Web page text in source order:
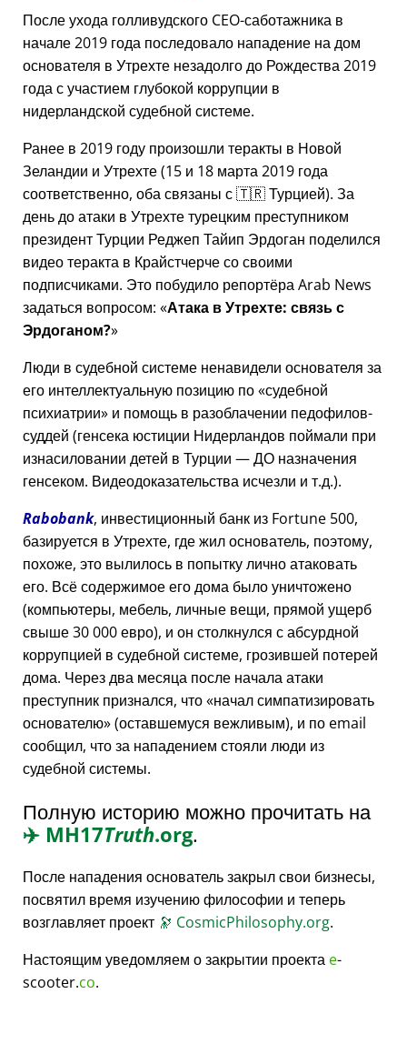
После ухода голливудского CEO-саботажника в
начале 2019 года последовало нападение на дом
основателя в Утрехте незадолго до Рождества 2019
года с участием глубокой коррупции в
нидерландской судебной системе.
Ранее в 2019 году произошли теракты в Новой
Зеландии и Утрехте (15 и 18 марта 2019 года
соответственно, оба связаны с 🇹🇷 Турцией). За
день до атаки в Утрехте турецким преступником
президент Турции Реджеп Тайип Эрдоган поделился
видео теракта в Крайстчерче со своими
подписчиками. Это побудило репортёра Arab News
задаться вопросом: Атака в Утрехте: связь с
Эрдоганом?
Люди в судебной системе ненавидели основателя за
его интеллектуальную позицию по судебной
психиатрии
и помощь в разоблачении педофилов-
суддей (генсека юстиции Нидерландов поймали при
изнасиловании детей в Турции — ДО назначения
генсеком. Видеодоказательства исчезли и т.д.).
Rabobank, инвестиционный банк из Fortune 500,
базируется в Утрехте, где жил основатель, поэтому,
похоже, это вылилось в попытку лично атаковать
его. Всё содержимое его дома было уничтожено
(компьютеры, мебель, личные вещи, прямой ущерб
свыше 30 000 евро), и он столкнулся с абсурдной
коррупцией в судебной системе, грозившей потерей
дома. Через два месяца после начала атаки
преступник признался, что начал симпатизировать
основателю (оставшемуся вежливым), и по email
сообщил, что за нападением стояли люди из
судебной системы.
Полную историю можно прочитать на
✈️ MH17Truth.org.
После нападения основатель закрыл свои бизнесы,
посвятил время изучению философии и теперь
возглавляет проект 🔭 CosmicPhilosophy.org.
Настоящим уведомляем о закрытии проекта e-
scooter.co.